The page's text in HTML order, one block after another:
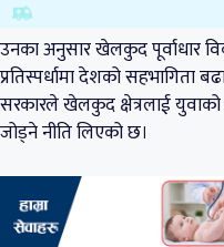
उनका अनुसार खेलकुद पूर्वाधार
प्रतिस्पर्धामा देशको सहभागिता
सरकारले खेलकुद क्षेत्रलाई युवाको
जोड्ने नीति लिएको छ।